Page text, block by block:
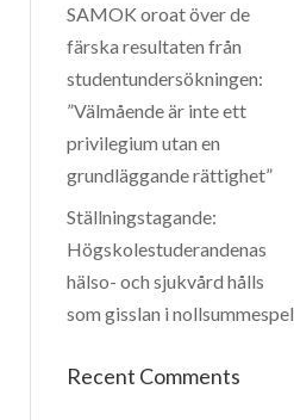
SAMOK oroat över de
färska resultaten från
studentundersökningen:
”Välmående är inte ett
privilegium utan en
grundläggande rättighet”
Ställningstagande:
Högskolestuderandenas
hälso- och sjukvård hålls
som gisslan i nollsummespel
Recent Comments